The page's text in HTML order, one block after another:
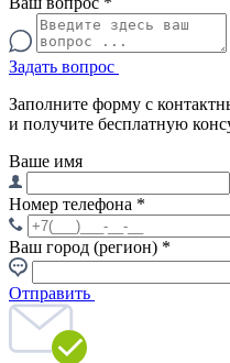
Задать вопрос
Заполните форму с
и получите бесплатную
Ваше имя
Номер телефона *
Ваш город (регион) *
Отправить